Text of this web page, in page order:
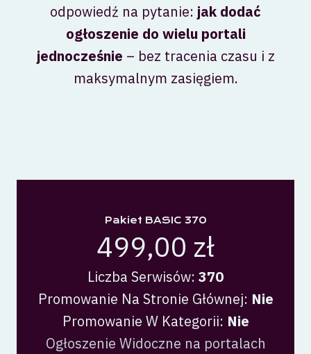
odpowiedź na pytanie: jak dodać
ogłoszenie do wielu portali
jednocześnie – bez tracenia czasu i z
maksymalnym zasięgiem.
Pakiet BASIC 370
499,00 zł
Liczba Serwisów: 370
Promowanie Na Stronie Głównej: Nie
Promowanie W Kategorii: Nie
Ogłoszenie Widoczne na portalach